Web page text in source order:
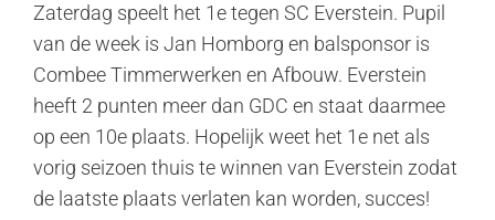
Zaterdag speelt het 1e tegen SC Everstein. Pupil
van de week is Jan Homborg en balsponsor is
Combee Timmerwerken en Afbouw. Everstein
heeft 2 punten meer dan GDC en staat daarmee
op een 10e plaats. Hopelijk weet het 1e net als
vorig seizoen thuis te winnen van Everstein zodat
de laatste plaats verlaten kan worden, succes!